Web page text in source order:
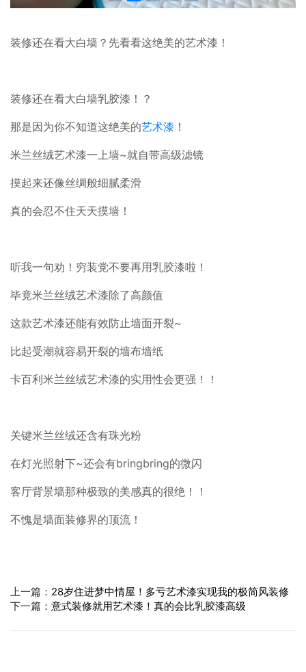
装修还在看大白墙？先看看这绝美的艺术漆！
装修还在看大白墙乳胶漆！？
那是因为你不知道这绝美的艺术漆 ！
米兰丝绒艺术漆一上墙~就自带高级滤镜
摸起来还像丝绸般细腻柔滑
真的会忍不住天天摸墙！
听我一句劝！穷装党不要再用乳胶漆啦！
毕竟米兰丝绒艺术漆除了高颜值
这款艺术漆还能有效防止墙面开裂~
比起受潮就容易开裂的墙布墙纸
卡百利米兰丝绒艺术漆的实用性会更强！！
关键米兰丝绒还含有珠光粉
在灯光照射下~还会有bringbring的微闪
客厅背景墙那种极致的美感真的很绝！！
不愧是墙面装修界的顶流！
上一篇： 28岁住进梦中情屋！多亏艺术漆实现我的极简风装修
下一篇： 意式装修就用艺术漆！真的会比乳胶漆高级